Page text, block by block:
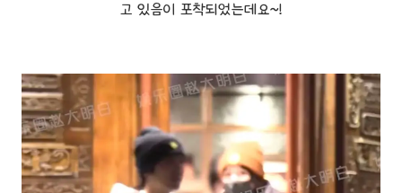
고 있음이 포착되었는데요~!